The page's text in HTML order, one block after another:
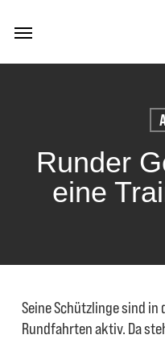
Menu
Runder
eine
Seine Schützlinge sind in
Rundfahrten aktiv. Da